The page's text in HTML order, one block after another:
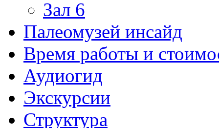
Зал 6
Палеомузей инсайд
Время работы и
Аудиогид
Экскурсии
Структура